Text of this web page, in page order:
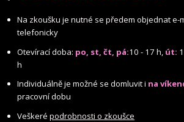
Na zkoušku je nutné se předem objednat e-
telefonicky
Otevírací doba: po, st, čt, pá:10 - 17 h, út:
h
Individuálně je možné se domluvit i na
pracovní dobu
Veškerépodrobnosti o zkoušce